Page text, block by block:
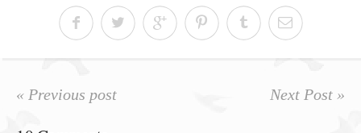
« Previous post Next Post »